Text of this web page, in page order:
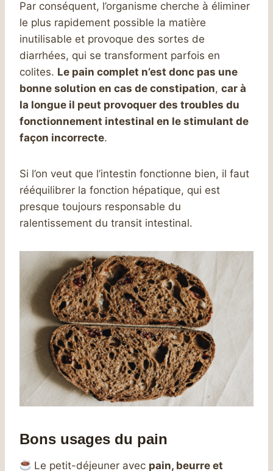
Par conséquent, l’organisme cherche à éliminer
le plus rapidement possible la matière
inutilisable et provoque des sortes de
diarrhées, qui se transforment parfois en
colites. Le pain complet n’est donc pas une
bonne solution en cas de constipation, car à
la longue il peut provoquer des troubles du
fonctionnement intestinal en le stimulant de
façon incorrecte.
Si l’on veut que l’intestin fonctionne bien, il faut
rééquilibrer la fonction hépatique, qui est
presque toujours responsable du
ralentissement du transit intestinal.
Bons usages du pain
Le petit-déjeuner avec pain, beurre et